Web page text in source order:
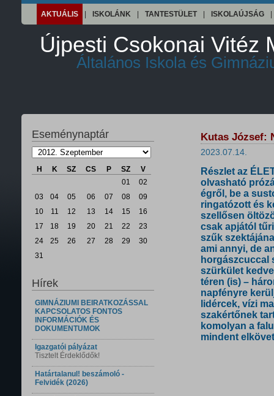
AKTUÁLIS ISKOLÁNK TANTESTÜLET ISKOLAÚJSÁG
Újpesti Csokonai Vitéz
Általános Iskola és
Eseménynaptár
H K SZ CS P SZ
V
01
02
03
04 05 06 07 08
09
10
11 12 13 14 15
16
17
18 19 20 21 22
23
24
25 26 27 28 29
30
31
Hírek
GIMNÁZIUMI BEIRATKOZÁSSAL
KAPCSOLATOS FONTOS
INFORMÁCIÓK ÉS
DOKUMENTUMOK
Igazgatói pályázat
Tisztelt Érdeklődők!
Határtalanul! beszámoló -
Felvidék (2026)
Kutas József:
2023.07.14.
Részlet az
olvasható
égről, be a
ringatózott és
szellősen
csak apjától
szűk
ami annyi, de
horgászcuccal
szürkület
téren (is) –
napfényre
lidércek, vízi
szakértőnek
komolyan a
mindent